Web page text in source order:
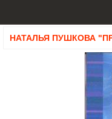
НАТАЛЬЯ ПУШКОВА